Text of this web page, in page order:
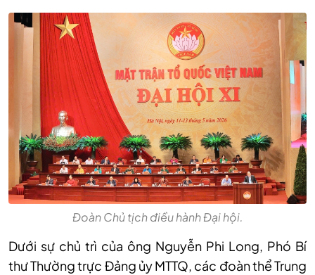
Đoàn Chủ tịch điều hành Đại hội.
Dưới sự chủ trì của ông Nguyễn Phi Long, Phó Bí
thư Thường trực Đảng ủy MTTQ, các đoàn thể Trung